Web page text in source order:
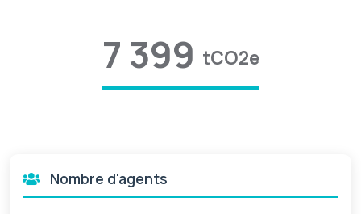
7 399 tCO2e
Nombre d'agents